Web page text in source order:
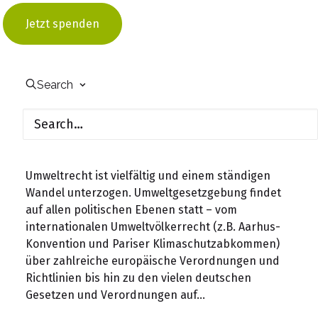
Jetzt spenden
Search
dem Weg zur Klimaneutralität Die Dringlichkeit,
aufgrund des notwendigen Klimaschutzes eine
grundlegende gesellschaftliche Transformation
Deutschland, der EU und weltweit vor enorme
Herausforderungen. Durch den…
Umweltrecht ist vielfältig und einem ständigen
Wandel unterzogen. Umweltgesetzgebung findet
auf allen politischen Ebenen statt – vom
internationalen Umweltvölkerrecht (z.B. Aarhus-
Konvention und Pariser Klimaschutzabkommen)
über zahlreiche europäische Verordnungen und
Richtlinien bis hin zu den vielen deutschen
Gesetzen und Verordnungen auf…